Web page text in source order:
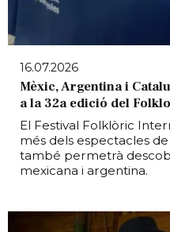
16.07.2026
Mèxic, Argentina i
a la 32a edició del
El Festival Folklòric
més dels espectacles de
també permetrà
mexicana i argentina.